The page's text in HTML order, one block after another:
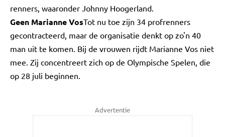
renners, waaronder Johnny Hoogerland.
Geen Marianne VosTot nu toe zijn 34 profrenners
gecontracteerd, maar de organisatie denkt op zo'n 40
man uit te komen. Bij de vrouwen rijdt Marianne Vos niet
mee. Zij concentreert zich op de Olympische Spelen, die
op 28 juli beginnen.
Advertentie